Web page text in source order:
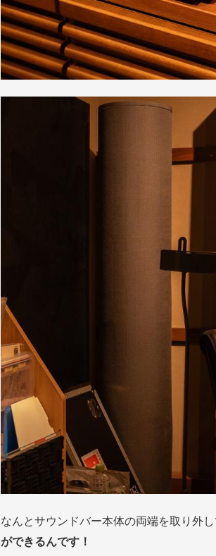
なんとサウンドバー本体の両端を取り外
ができるんです！